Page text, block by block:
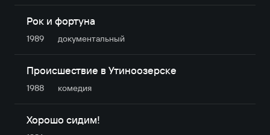
Рок и фортуна
1989 документальный
Происшествие в Утиноозерске
1988 комедия
Хорошо сидим!